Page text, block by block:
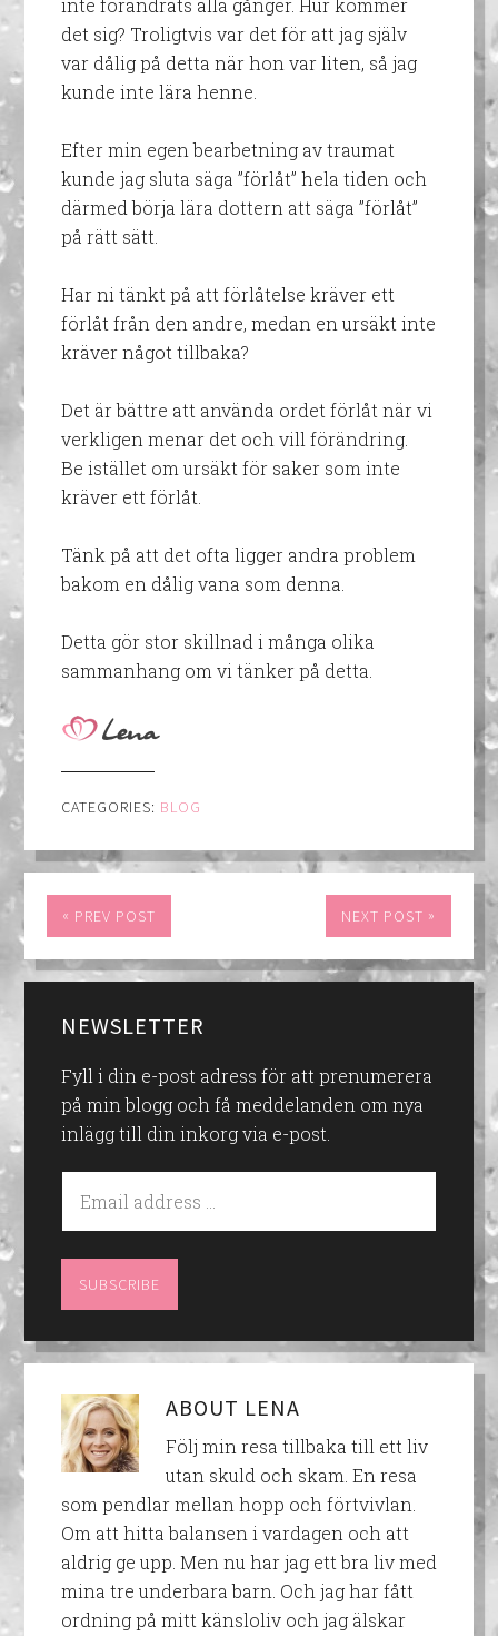
det sig? Troligtvis var det för att jag själv
var dålig på detta när hon var liten, så jag
kunde inte lära henne.
Efter min egen bearbetning av traumat
kunde jag sluta säga ”förlåt” hela tiden och
därmed börja lära dottern att säga ”förlåt”
på rätt sätt.
Har ni tänkt på att förlåtelse kräver ett
förlåt från den andre, medan en ursäkt inte
kräver något tillbaka?
Det är bättre att använda ordet förlåt när vi
verkligen menar det och vill förändring.
Be istället om ursäkt för saker som inte
kräver ett förlåt.
Tänk på att det ofta ligger andra problem
bakom en dålig vana som denna.
Detta gör stor skillnad i många olika
sammanhang om vi tänker på detta.
CATEGORIES: BLOG
« PREV POST NEXT POST »
NEWSLETTER
Fyll i din e-post adress för att prenumerera
på min blogg och få meddelanden om nya
inlägg till din inkorg via e-post.
ABOUT LENA
Följ min resa tillbaka till ett liv
utan skuld och skam. En resa
som pendlar mellan hopp och förtvivlan.
Om att hitta balansen i vardagen och att
aldrig ge upp. Men nu har jag ett bra liv med
mina tre underbara barn. Och jag har fått
ordning på mitt känsloliv och jag älskar